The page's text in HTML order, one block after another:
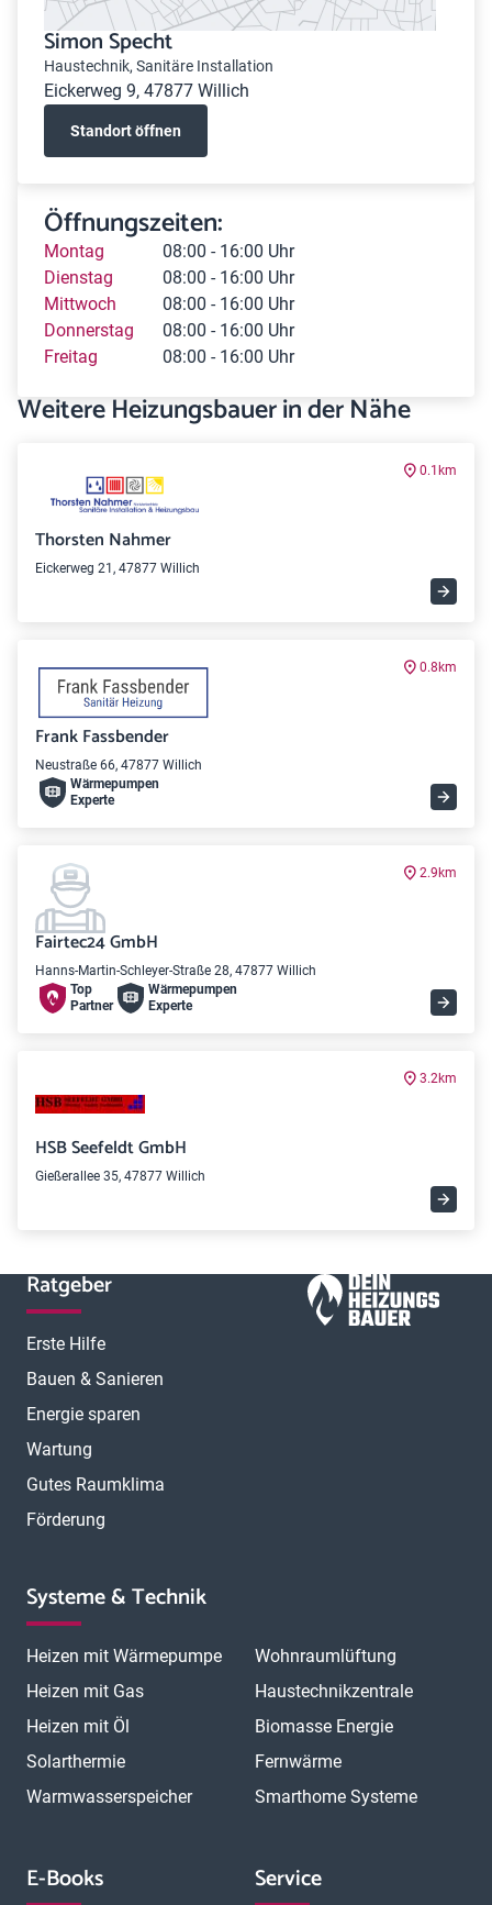
Simon Specht
Haustechnik, Sanitäre Installation
Eickerweg 9, 47877 Willich
Standort öffnen
Öffnungszeiten:
Montag
08:00 - 16:00 Uhr
Dienstag
08:00 - 16:00 Uhr
Mittwoch
08:00 - 16:00 Uhr
Donnerstag
08:00 - 16:00 Uhr
Freitag
08:00 - 16:00 Uhr
Weitere Heizungsbauer in der Nähe
0.1km
Thorsten Nahmer
Eickerweg 21, 47877 Willich
0.8km
Frank Fassbender
Neustraße 66, 47877 Willich
Wärme­pumpen
Experte
2.9km
Fairtec24 GmbH
Hanns-Martin-Schleyer-Straße 28, 47877 Willich
Top
Partner
Wärme­pumpen
Experte
3.2km
HSB Seefeldt GmbH
Gießerallee 35, 47877 Willich
Ratgeber
Erste Hilfe
Bauen & Sanieren
Energie sparen
Wartung
Gutes Raumklima
Förderung
Systeme & Technik
Heizen mit Wärmepumpe
Heizen mit Gas
Heizen mit Öl
Solarthermie
Warmwasserspeicher
Wohnraumlüftung
Haustechnikzentrale
Biomasse Energie
Fernwärme
Smarthome Systeme
E-Books Service